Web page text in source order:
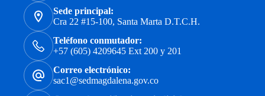
Sede principal:
Cra 22 #15-100, Santa Marta D.T.C.H.
Teléfono conmutador:
+57 (605) 4209645 Ext 200 y 201
Correo electrónico:
sac1@sedmagdalena.gov.co